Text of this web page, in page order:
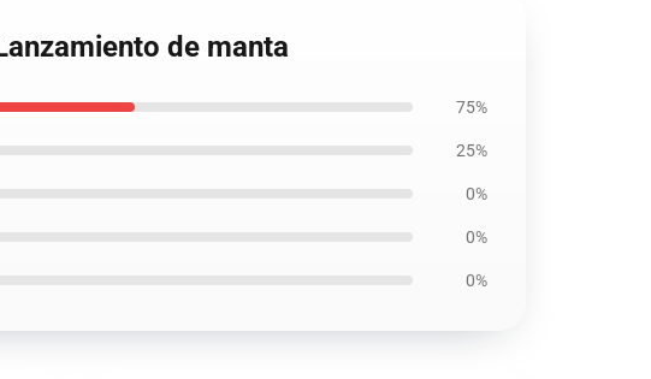
de manta
75%
25%
0%
0%
0%